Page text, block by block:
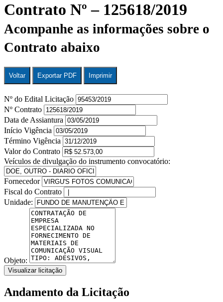
Contrato Nº – 125618/2019
Acompanhe as informações sobre o
Contrato abaixo
Voltar Exportar PDF Imprimir
Nº do Edital Licitação
Nº Contrato
Data de Assiantura
Início Vigência
Término Vigência
Valor do Contrato
Veículos de divulgação do instrumento convocatório:
Fornecedor
Fiscal do Contrato
Unidade:
Objeto:
Visualizar licitação
Andamento da Licitação